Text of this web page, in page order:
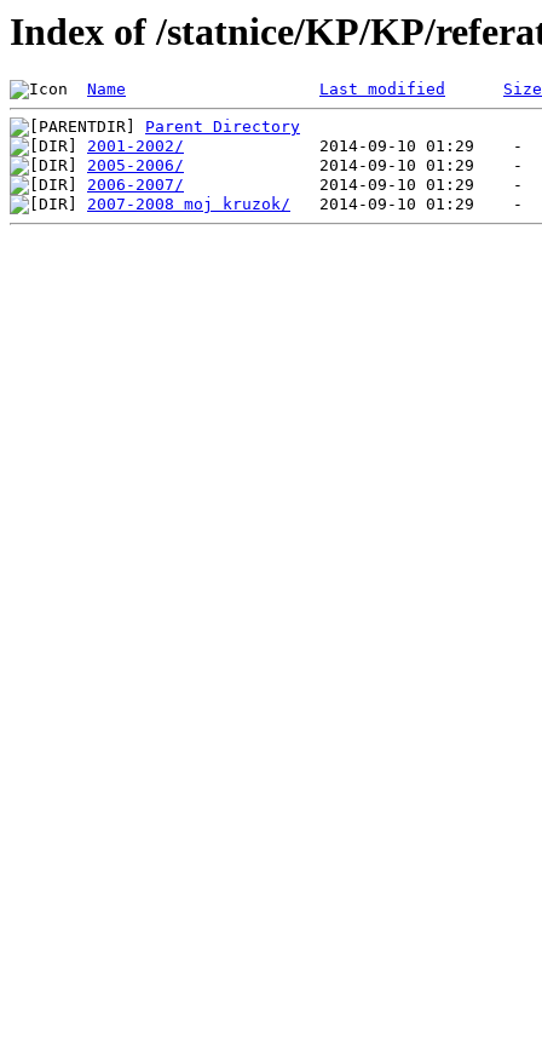
Index of /statnice/KP/KP/
Name Last modified Size
Parent Directory
2001-2002/
2005-2006/
2006-2007/
2007-2008 moj kruzok/